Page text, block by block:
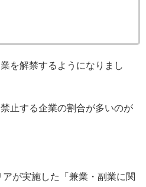
を解禁するようになりまし
止する企業の割合が多いのが
が実施した「兼業・副業に関